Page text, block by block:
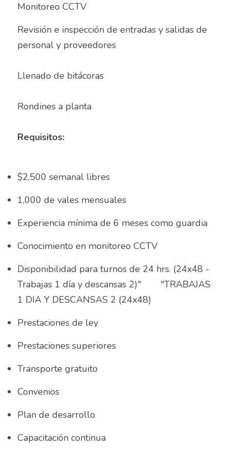
Almacenista Cajero
Almacenistas
Analista de precios unitarios
Asesor Bancario
Asesor de credito
asesor de ventas
Asesor de ventas
Asesor de Ventas
Asesor de Venta y Gerente de Sucursal
Asesor digital
Auditor de calidad
Auxiliar administrativo
AUXILIAR ADMINISTRATIVO CONTABLE
Publica tu vacante
Monitoreo CCTV
Revisión e inspección de entradas y salidas de
personal y proveedores
Llenado de bitácoras
Rondines a planta
Requisitos:
$2,500 semanal libres
1,000 de vales mensuales
Experiencia mínima de 6 meses como guardia
Conocimiento en monitoreo CCTV
Disponibilidad para turnos de 24 hrs. (24x48 -
Trabajas 1 día y descansas 2)"	"TRABAJAS
1 DIA Y DESCANSAS 2 (24x48)
Prestaciones de ley
Prestaciones superiores
Transporte gratuito
Convenios
Plan de desarrollo
Capacitación continua